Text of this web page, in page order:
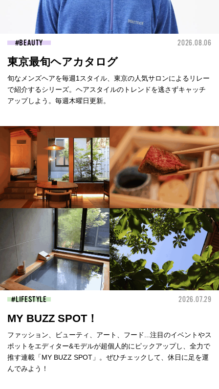
BEAUTY 2026.08.06
東京最旬ヘアカタログ
旬なメンズヘアを毎週1スタイル、東京の人気サロンによるリレー
で紹介するシリーズ。ヘアスタイルのトレンドを逃さずキャッチ
アップしよう。毎週木曜日更新。
LIFESTYLE 2026.07.29
MY BUZZ SPOT！
ファッション、ビューティ、アート、フード...注目のイベントやス
ポットをエディター&モデルが超個人的にピックアップし、全力で
推す連載「MY BUZZ SPOT」。ぜひチェックして、休日に足を運
んでみよう！